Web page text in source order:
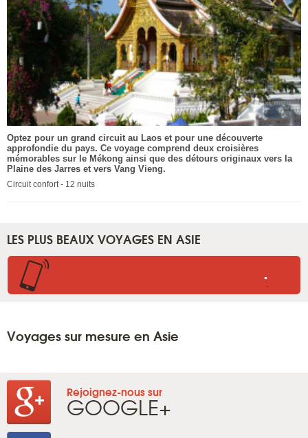
Optez pour un grand circuit au Laos et pour une découverte
approfondie du pays. Ce voyage comprend deux croisières
mémorables sur le Mékong ainsi que des détours originaux vers la
Plaine des Jarres et vers Vang Vieng.
Circuit confort - 12 nuits
LES PLUS BEAUX VOYAGES EN ASIE
..
Voyages sur mesure en Asie
Rejoignez-nous sur
GOOGLE+